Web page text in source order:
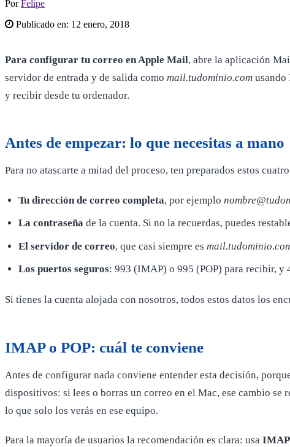
PorFelipe
Publicado en: 12 enero, 2018
Para configurar tu correo en Apple Mail, abre la aplicación
servidor de entrada y de salida como mail.tudominio.com usando
y recibir desde tu ordenador.
Antes de empezar: lo que necesitas a mano
Para no atascarte a mitad del proceso, ten preparados estos
Tu dirección de correo completa, por ejemplo
La contraseña de la cuenta. Si no la recuerdas, puedes
El servidor de correo, que casi siempre es
Los puertos seguros: 993 (IMAP) o 995 (POP) para recibir, y
Si tienes la cuenta alojada con nosotros, todos estos datos los
IMAP o POP: cuál te conviene
Antes de configurar nada conviene entender esta decisión,
dispositivos: si lees o borras un correo en el Mac, ese cambio se
lo que solo los verás en ese equipo.
Para la mayoría de usuarios la recomendación es clara: usa IMAP